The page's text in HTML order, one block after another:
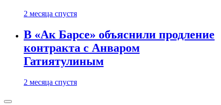
2 месяца спустя
В «Ак Барсе» объяснили продление
контракта с Анваром
Гатиятулиным
2 месяца спустя